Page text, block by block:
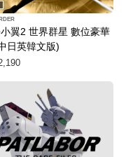
翼2 世界群星 數位豪華
日英韓文版)